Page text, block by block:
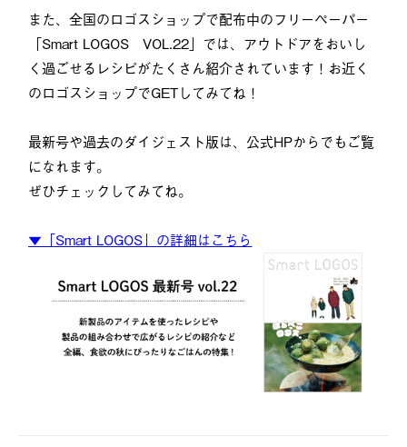
また、全国のロゴスショップで配布中のフリーペーパー
「Smart LOGOS VOL.22」では、アウトドアをおいし
く過ごせるレシピがたくさん紹介されています！お近く
のロゴスショップでGETしてみてね！
最新号や過去のダイジェスト版は、公式HPからでもご覧
になれます。
ぜひチェックしてみてね。
▼「Smart LOGOS」の詳細はこちら